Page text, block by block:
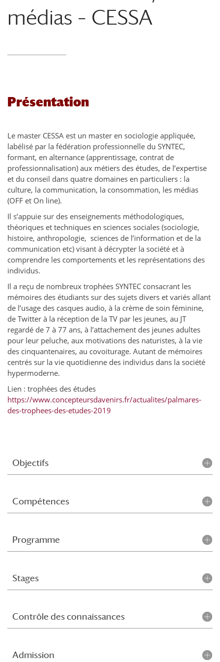
médias – CESSA
Présentation
Le master CESSA est un master en sociologie appliquée,
labélisé par la fédération professionnelle du SYNTEC,
formant, en alternance (apprentissage, contrat de
professionnalisation) aux métiers des études, de l’expertise
et du conseil dans quatre domaines en particuliers : la
culture, la communication, la consommation, les médias
(OFF et On line).
Il s’appuie sur des enseignements méthodologiques,
théoriques et techniques en sciences sociales (sociologie,
histoire, anthropologie, sciences de l’information et de la
communication etc) visant à décrypter la société et à
comprendre les comportements et les représentations des
individus.
Il a reçu de nombreux trophées SYNTEC consacrant les
mémoires des étudiants sur des sujets divers et variés allant
de l’usage des casques audio, à la crème de soin féminine,
de Twitter à la réception de la TV par les jeunes, au JT
regardé de 7 à 77 ans, à l’attachement des jeunes adultes
pour leur peluche, aux motivations des naturistes, à la vie
des cinquantenaires, au covoiturage. Autant de mémoires
centrés sur la vie quotidienne des individus dans la société
hypermoderne.
Lien : trophées des études
https://www.concepteursdavenirs.fr/actualites/palmares-
des-trophees-des-etudes-2019
Objectifs
Compétences
Programme
Stages
Contrôle des connaissances
Admission